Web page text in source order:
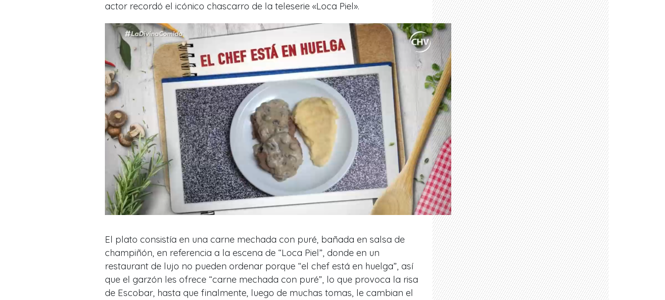
actor recordó el icónico chascarro de la teleserie «Loca Piel».
El plato consistía en una carne mechada con puré, bañada en salsa de
champiñón, en referencia a la escena de “Loca Piel”, donde en un
restaurant de lujo no pueden ordenar porque “el chef está en huelga”, así
que el garzón les ofrece “carne mechada con puré”, lo que provoca la risa
de Escobar, hasta que finalmente, luego de muchas tomas, le cambian el